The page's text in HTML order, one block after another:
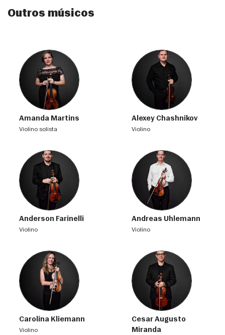
Outros músicos
Amanda Martins
violino solista
Alexey Chashnikov
violino
Anderson Farinelli
violino
Andreas Uhlemann
violino
Carolina Kliemann
violino
Cesar Augusto
Miranda